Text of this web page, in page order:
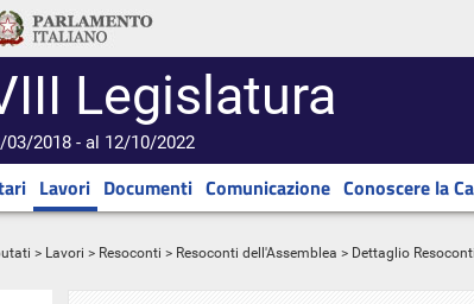
Legislatura
03/2018 - al 12/10/2022
Lavori Documenti Comunicazione Conoscere la
> Lavori > Resoconti > Resoconti dell'Assemblea > Dettaglio Resoconti